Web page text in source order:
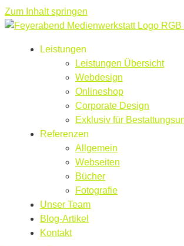
Zum Inhalt springen
Leistungen
Leistungen Übersicht
Webdesign
Onlineshop
Corporate Design
Exklusiv für
Referenzen
Allgemein
Webseiten
Bücher
Fotografie
Unser Team
Blog-Artikel
Kontakt